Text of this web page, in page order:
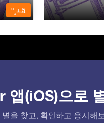
º¸±â
앱(iOS)으로
을 찾고, 확인하고 응시해